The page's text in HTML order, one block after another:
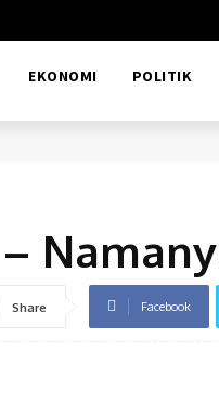
EKONOMI POLITIK
Share Facebook